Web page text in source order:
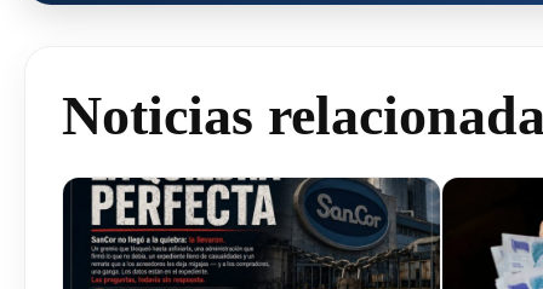
Noticias